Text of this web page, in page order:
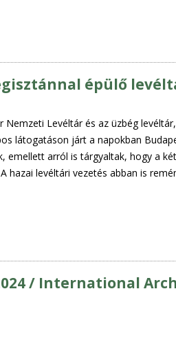
épülő
Levéltár és az üzbég
látogatáson járt a napokban
emellett arról is tárgyaltak, hogy a
hazai levéltári vezetés abban is
/ International